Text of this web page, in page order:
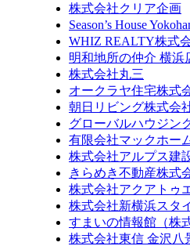
株式会社クリア企画
Season’s House
WHIZ REALTY株式
明和地所の仲介 横浜
株式会社丸三
オークラヤ住宅株式
朝日リビング株式会
グローバルハウジン
有限会社マックホー
株式会社アルプス建
きらめき不動産株式
株式会社アクアトゥ
株式会社新横浜スタ
すまいの情報館（株
株式会社東信 金沢八